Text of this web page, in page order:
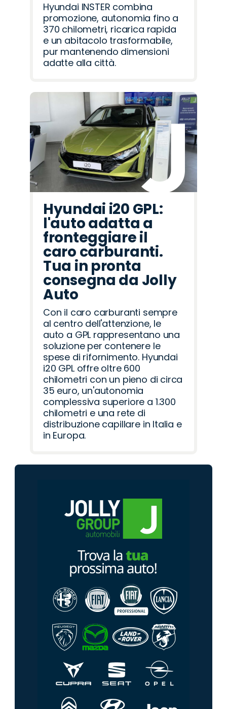
Hyundai INSTER combina
promozione, autonomia fino a
370 chilometri, ricarica rapida
e un abitacolo trasformabile,
pur mantenendo dimensioni
adatte alla città.
Hyundai i20 GPL:
l'auto adatta a
fronteggiare il
caro carburanti.
Tua in pronta
consegna da Jolly
Auto
Con il caro carburanti sempre
al centro dell'attenzione, le
auto a GPL rappresentano una
soluzione per contenere le
spese di rifornimento. Hyundai
i20 GPL offre oltre 600
chilometri con un pieno di circa
35 euro, un'autonomia
complessiva superiore a 1.300
chilometri e una rete di
distribuzione capillare in Italia e
in Europa.